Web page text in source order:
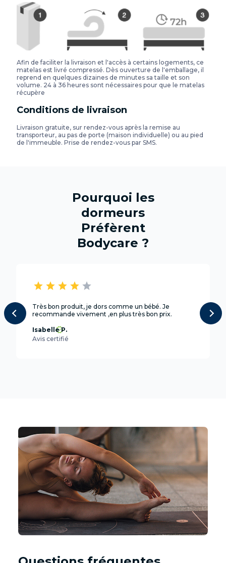
Afin de faciliter la livraison et l'accès à certains logements, ce
matelas est livré compressé. Dès ouverture de l'emballage, il
reprend en quelques dizaines de minutes sa taille et son
volume. 24 à 36 heures sont nécessaires pour que le matelas
récupère
Conditions de livraison
Livraison gratuite, sur rendez-vous après la remise au
transporteur, au pas de porte (maison individuelle) ou au pied
de l'immeuble. Prise de rendez-vous par SMS.
Pourquoi les
dormeurs
Préfèrent
Bodycare ?
star star star star star
Très bon produit, je dors comme un bébé. Je
recommande vivement ,en plus très bon prix.
Isabelle P.
Avis certifié